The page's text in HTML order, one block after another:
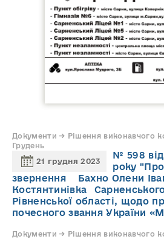
Документи → Рішення виконавчого
Грудень
21 грудня 2023
№ 598
року
звернення Бахно Олени
Костянтинівка
Рівненської області, щодо
почесного звання України
Документи → Рішення виконавчого